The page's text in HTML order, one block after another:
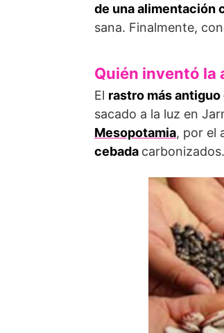
de una alimentación
sana. Finalmente,
Quién inventó la
El rastro más
sacado a la luz en
Mesopotamia, por el
cebada carbonizados.